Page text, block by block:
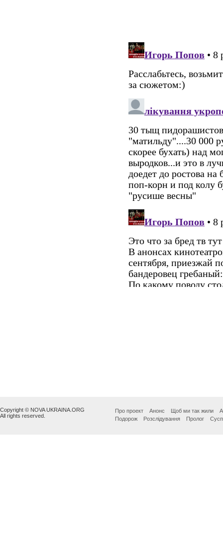
Copyright © NOVA UKRAINA.ORG
All rights reserved.
Про проект Анонс Щоб ми так жили
Подорож
Розслідування Пролог